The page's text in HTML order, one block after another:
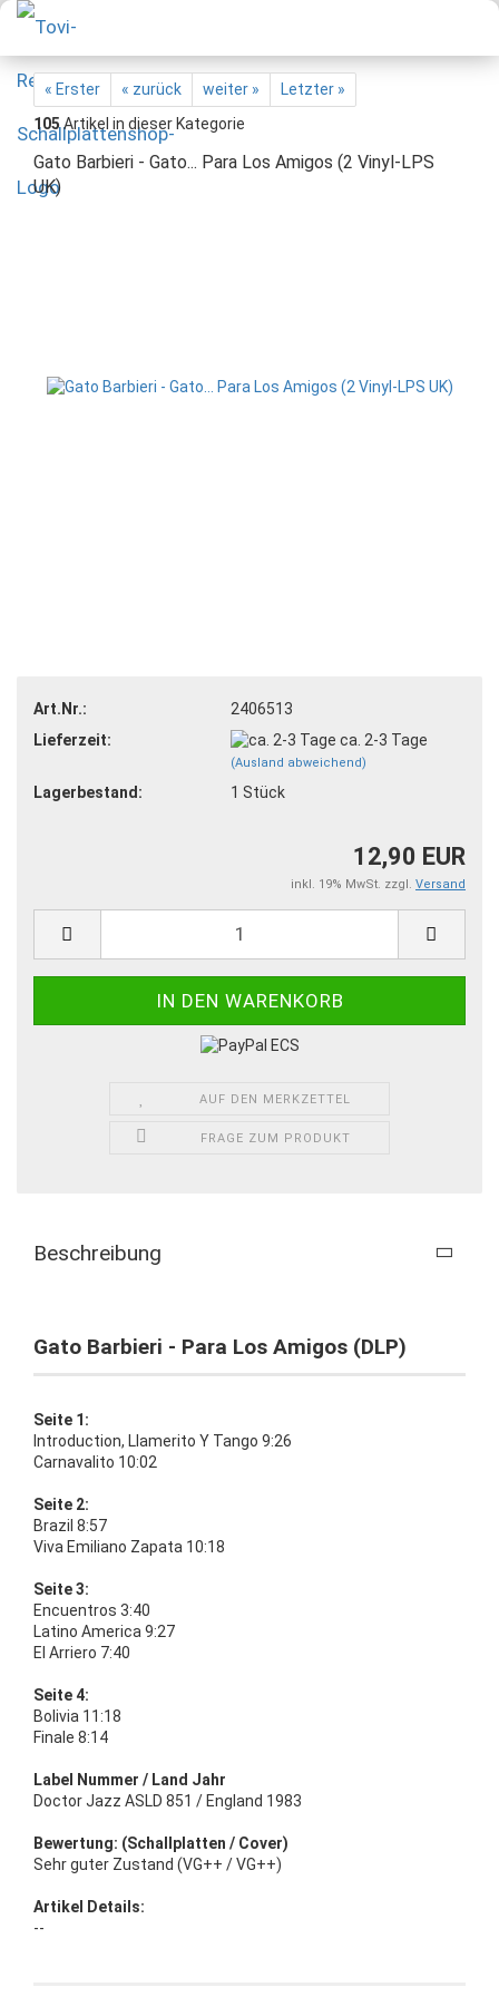
« Erster « zurück weiter »
Letzter »
105Artikel in dieser Kategorie
Gato Barbieri - Gato... Para Los Amigos (2 Vinyl-LPS
UK)
Art.Nr.:
2406513
Lieferzeit:
ca. 2-3 Tage
(Ausland abweichend)
Lagerbestand: 1 Stück
12,90 EUR
inkl. 19% MwSt. zzgl. Versand
AUF DEN MERKZETTEL
FRAGE ZUM PRODUKT
Beschreibung
Gato Barbieri - Para Los Amigos (DLP)
Seite 1:
Introduction, Llamerito Y Tango 9:26
Carnavalito 10:02
Seite 2:
Brazil 8:57
Viva Emiliano Zapata 10:18
Seite 3:
Encuentros 3:40
Latino America 9:27
El Arriero 7:40
Seite 4:
Bolivia 11:18
Finale 8:14
Label Nummer / Land Jahr
Doctor Jazz ASLD 851 / England 1983
Bewertung: (Schallplatten / Cover)
Sehr guter Zustand (VG++ / VG++)
Artikel Details:
--